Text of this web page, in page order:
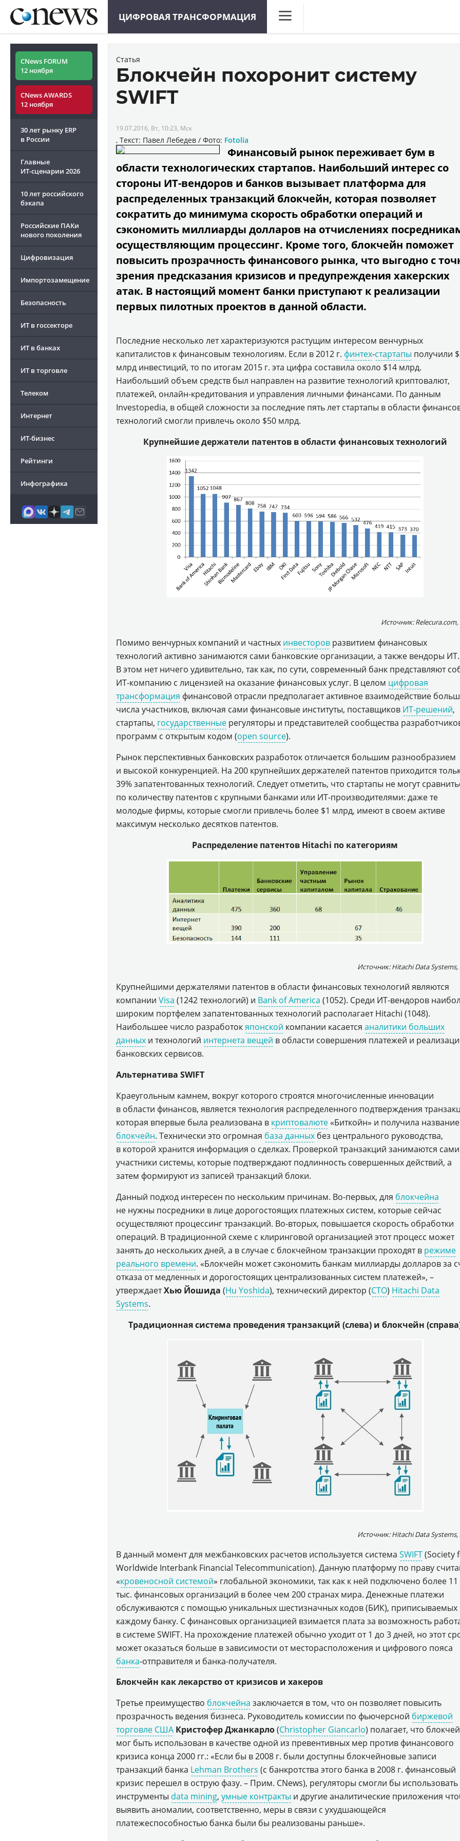
ЦИФРОВАЯ ТРАНСФОРМАЦИЯ
Конференции
CNews FORUM
12 ноября
CNews AWARDS
12 ноября
30 лет рынку ERP
в России
Главные
ИТ-сценарии 2026
10 лет российского
бэкапа
Российские ПАКи
нового поколения
Цифровизация
Импортозамещение
Безопасность
ИТ в госсекторе
ИТ в банках
ИТ в торговле
Телеком
Интернет
ИТ-бизнес
Рейтинги
Инфографика
Статья
Блокчейн похоронит систему
SWIFT
19.07.2016, Вт, 10:23, Мск
, Текст: Павел Лебедев / Фото: Fotolia
Финансовый рынок переживает бум в
области технологических стартапов. Наибольший интерес со
стороны ИТ-вендоров и банков вызывает платформа для
распределенных транзакций блокчейн, которая позволяет
сократить до минимума скорость обработки операций и
сэкономить миллиарды долларов на отчислениях
осуществляющим процессинг. Кроме того, блокчейн поможет
повысить прозрачность финансового рынка, что выгодно с
зрения предсказания кризисов и предупреждения хакерских
атак. В настоящий момент банки приступают к реализации
первых пилотных проектов в данной области.
Последние несколько лет характеризуются растущим интересом венчурных
капиталистов к финансовым технологиям. Если в 2012 г. финтех-стартапы получили
млрд инвестиций, то по итогам 2015 г. эта цифра составила около $14 млрд.
Наибольший объем средств был направлен на развитие технологий криптовалют,
платежей, онлайн-кредитования и управления личными финансами. По данным
Investopedia, в общей сложности за последние пять лет стартапы в области
технологий смогли привлечь около $50 млрд.
Крупнейшие держатели патентов в области финансовых технологий
Источник: Relecura.com,
Помимо венчурных компаний и частных инвесторов развитием финансовых
технологий активно занимаются сами банковские организации, а также вендоры ИТ.
В этом нет ничего удивительно, так как, по сути, современный банк представляют
ИТ-компанию с лицензией на оказание финансовых услуг. В целом цифровая
трансформация финансовой отрасли предполагает активное взаимодействие
числа участников, включая сами финансовые институты, поставщиков ИТ-решений,
стартапы, государственные регуляторы и представителей сообщества
программ с открытым кодом (open source).
Рынок перспективных банковских разработок отличается большим разнообразием
и высокой конкуренцией. На 200 крупнейших держателей патентов приходится
39% запатентованных технологий. Следует отметить, что стартапы не могут
по количеству патентов с крупными банками или ИТ-производителями: даже те
молодые фирмы, которые смогли привлечь более $1 млрд, имеют в своем активе
максимум несколько десятков патентов.
Распределение патентов Hitachi по категориям
Источник: Hitachi Data Systems,
Крупнейшими держателями патентов в области финансовых технологий являются
компании Visa (1242 технологий) и Bank of America (1052). Среди ИТ-вендоров
широким портфелем запатентованных технологий располагает Hitachi (1048).
Наибольшее число разработокяпонской компании касается аналитики больших
данных и технологий интернета вещей в области совершения платежей и
банковских сервисов.
Альтернатива SWIFT
Краеугольным камнем, вокруг которого строятся многочисленные инновации
в области финансов, является технология распределенного подтверждения
которая впервые была реализована в криптовалюте «Биткойн» и получила название
блокчейн. Технически это огромная база данных без центрального руководства,
в которой хранится информация о сделках. Проверкой транзакций занимаются сами
участники системы, которые подтверждают подлинность совершенных действий, а
затем формируют из записей транзакций блоки.
Данный подход интересен по нескольким причинам. Во-первых, для блокчейна
не нужны посредники в лице дорогостоящих платежных систем, которые сейчас
осуществляют процессинг транзакций. Во-вторых, повышается скорость обработки
операций. В традиционной схеме с клиринговой организацией этот процесс может
занять до нескольких дней, а в случае с блокчейном транзакции проходят в режиме
реального времени. «Блокчейн может сэкономить банкам миллиарды долларов за
отказа от медленных и дорогостоящих централизованных систем платежей», –
утверждаетХью Йошида (Hu Yoshida), технический директор (CTO) Hitachi Data
Systems.
Традиционная система проведения транзакций (слева) и блокчейн
Источник: Hitachi Data Systems,
В данный момент для межбанковских расчетов используется система SWIFT(Society
Worldwide Interbank Financial Telecommunication). Данную платформу по праву
«кровеносной системой» глобальной экономики, так как к ней подключено более 11
тыс. финансовых организаций в более чем 200 странах мира. Денежные платежи
обслуживаются с помощью уникальных шестизначных кодов (БИК), приписываемых
каждому банку. С финансовых организацией взимается плата за возможность
в системе SWIFT. На прохождение платежей обычно уходит от 1 до 3 дней, но этот
может оказаться больше в зависимости от месторасположения и цифрового пояса
банка-отправителя и банка-получателя.
Блокчейн как лекарство от кризисов и хакеров
Третье преимущество блокчейна заключается в том, что он позволяет повысить
прозрачность ведения бизнеса. Руководитель комиссии по фьючерсной биржевой
торговле США Кристофер Джанкарло(Christopher Giancarlo) полагает, что
мог быть использован в качестве одной из превентивных мер против финансового
кризиса конца 2000 гг.: «Если бы в 2008 г. были доступны блокчейновые записи
транзакций банка Lehman Brothers (с банкротства этого банка в 2008 г. финансовый
кризис перешел в острую фазу. – Прим. CNews), регуляторы смогли бы использовать
инструменты data mining, умные контракты и другие аналитические приложения
выявить аномалии, соответственно, меры в связи с ухудшающейся
платежеспособностью банка были бы реализованы раньше».